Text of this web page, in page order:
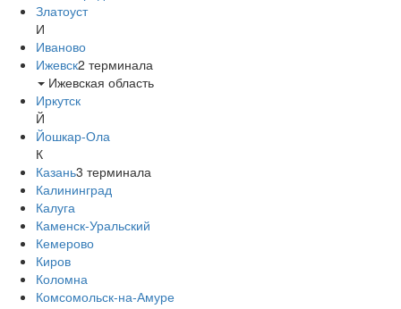
Златоуст
И
Иваново
Ижевск2 терминала
Ижевская область
Иркутск
Й
Йошкар-Ола
К
Казань3 терминала
Калининград
Калуга
Каменск-Уральский
Кемерово
Киров
Коломна
Комсомольск-на-Амуре